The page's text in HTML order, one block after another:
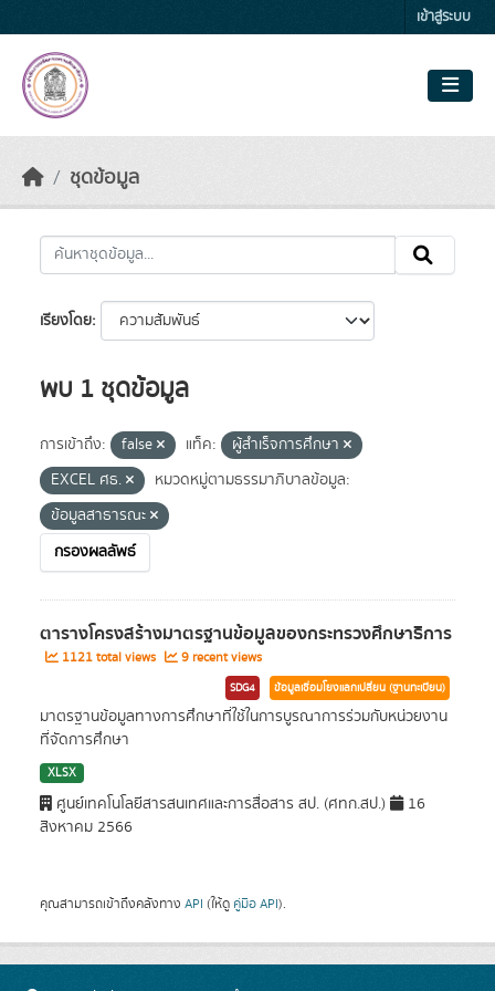
เข้าสู่ระบบ
ชุดข้อมูล
เรียงโดย
พบ 1 ชุดข้อมูล
การเข้าถึง: false แท็ค:
ผู้สำเร็จการศึกษา
EXCEL ศธ.
หมวดหมู่ตามธรรมาภิบาลข้อมูล:
ข้อมูลสาธารณะ
กรองผลลัพธ์
ตารางโครงสร้างมาตรฐานข้อมูลของกระทรวงศึกษาธิการ
1121 total views 9 recent views
SDG4 ข้อมูลเชื่อมโยงแลกเปลี่ยน (ฐานทะเบียน)
มาตรฐานข้อมูลทางการศึกษาที่ใช้ในการบูรณาการร่วมกับหน่วยงาน
ที่จัดการศึกษา
XLSX
ศูนย์เทคโนโลยีสารสนเทศและการสื่อสาร สป. (ศทก.สป.)
16
สิงหาคม 2566
คุณสามารถเข้าถึงคลังทาง API (ให้ดู คู่มือ API).